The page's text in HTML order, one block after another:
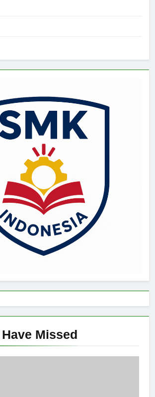
Missed